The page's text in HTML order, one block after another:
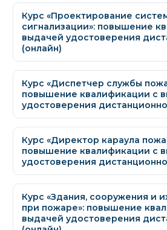
Курс «Проектирование
сигнализации»: повышение
выдачей удостоверения
(онлайн)
Курс «Диспетчер службы
повышение квалификации с
удостоверения
Курс «Директор караула
повышение квалификации с
удостоверения
Курс «Здания, сооружения и
при пожаре»: повышение
выдачей удостоверения